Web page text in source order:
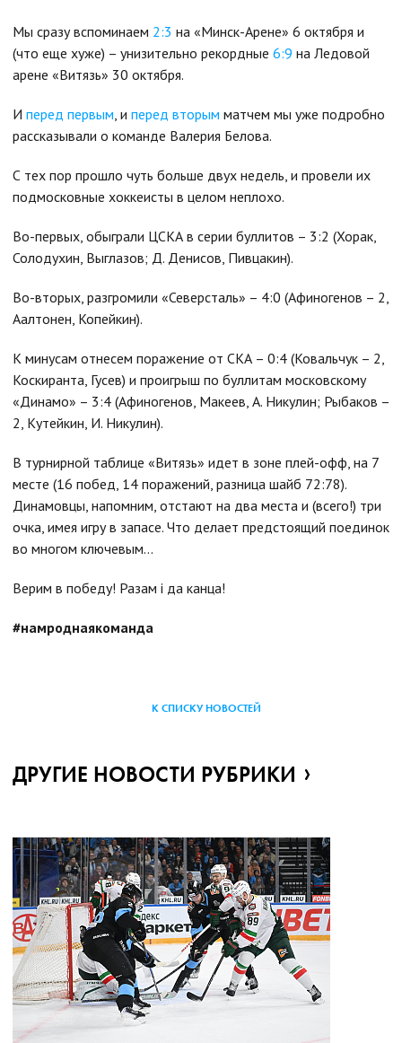
Мы сразу вспоминаем 2:3 на «Минск-Арене» 6 октября и
(что еще хуже) – унизительно рекордные 6:9 на Ледовой
арене «Витязь» 30 октября.
И перед первым, и перед вторым матчем мы уже подробно
рассказывали о команде Валерия Белова.
С тех пор прошло чуть больше двух недель, и провели их
подмосковные хоккеисты в целом неплохо.
Во-первых, обыграли ЦСКА в серии буллитов – 3:2 (Хорак,
Солодухин, Выглазов; Д. Денисов, Пивцакин).
Во-вторых, разгромили «Северсталь» – 4:0 (Афиногенов – 2,
Аалтонен, Копейкин).
К минусам отнесем поражение от СКА – 0:4 (Ковальчук – 2,
Коскиранта, Гусев) и проигрыш по буллитам московскому
«Динамо» – 3:4 (Афиногенов, Макеев, А. Никулин; Рыбаков –
2, Кутейкин, И. Никулин).
В турнирной таблице «Витязь» идет в зоне плей-офф, на 7
месте (16 побед, 14 поражений, разница шайб 72:78).
Динамовцы, напомним, отстают на два места и (всего!) три
очка, имея игру в запасе. Что делает предстоящий поединок
во многом ключевым…
Верим в победу! Разам і да канца!
#намроднаякоманда
К СПИСКУ НОВОСТЕЙ
ДРУГИЕ НОВОСТИ РУБРИКИ